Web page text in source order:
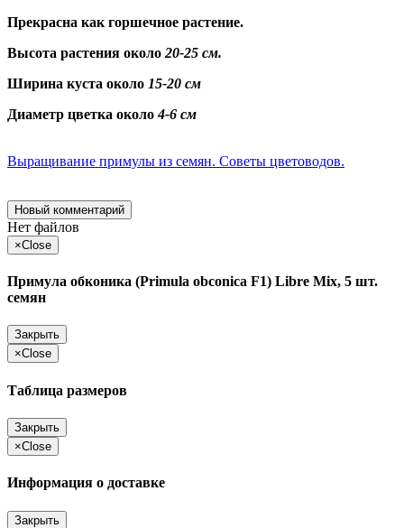
Прекрасна как горшечное растение.
Высота растения около 20-25 см.
Ширина куста около 15-20 см
Диаметр цветка около4-6 см
Выращивание примулы из семян. Советы цветоводов.
Новый комментарий
Нет файлов
×Close
Примула обконика (Primula obconica F1) Libre Mix, 5 шт.
семян
Закрыть
×Close
Таблица размеров
Закрыть
×Close
Информация о доставке
Закрыть